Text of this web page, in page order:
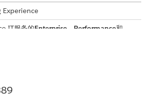
Experience
IT服务的Enterprise Performance和
使用这些 SCI 模板来满足您的请求。您可以
模板，以支持类似的应用程序和请求类型。